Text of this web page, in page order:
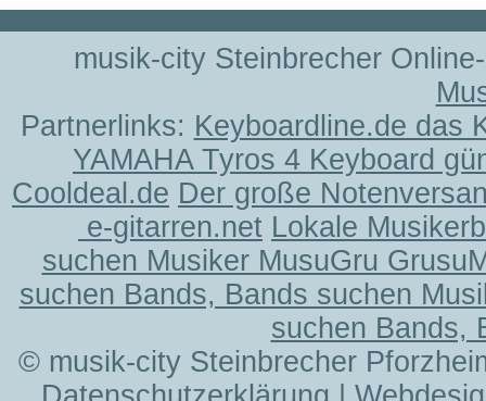
musik-city Steinbrecher
Partnerlinks: Keyboardline.de das
YAMAHA Tyros 4 Keyboard
Cooldeal.de Der große
e-gitarren.net Lokale
suchen Musiker MusuGru
suchen Bands, Bands suchen
suchen Bands,
© musik-city Steinbrecher